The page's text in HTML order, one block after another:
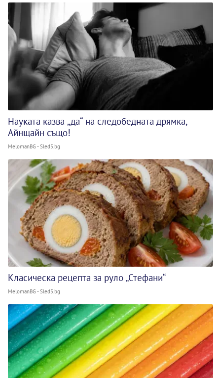
Науката казва „да“ на следобедната дрямка,
Айнщайн също!
MelomanBG - Sled5.bg
Класическа рецепта за руло „Стефани“
MelomanBG - Sled5.bg